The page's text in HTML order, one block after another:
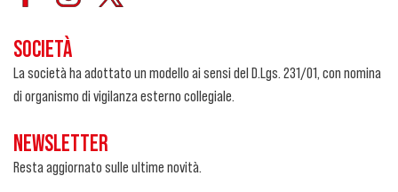
SOCIETÀ
La società ha adottato un modello ai sensi del D.Lgs. 231/01, con nomina
di organismo di vigilanza esterno collegiale.
NEWSLETTER
Resta aggiornato sulle ultime novità.